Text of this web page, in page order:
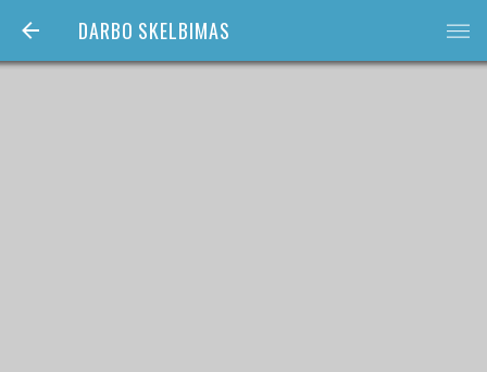
DARBO SKELBIMAS bars